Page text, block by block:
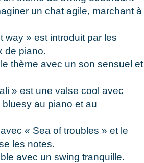
un chat agile, marchant à
way » est introduit par les
de piano.
thème avec un son sensuel et
» est une valse cool avec
au piano et au
« Sea of troubles » et le
les notes.
avec un swing tranquille.